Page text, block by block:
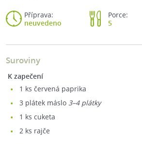
Příprava:
neuvedeno
Porce:
5
Suroviny
K zapečení
1 ks červená paprika
3 plátek máslo 3–4 plátky
1 ks cuketa
2 ks rajče